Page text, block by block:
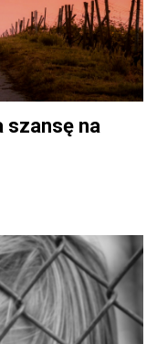
szansę na